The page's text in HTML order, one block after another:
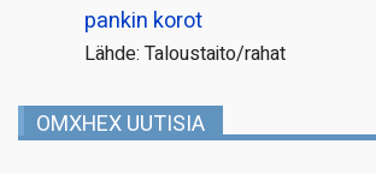
pankin korot
Lähde: Taloustaito/rahat
OMXHEX UUTISIA